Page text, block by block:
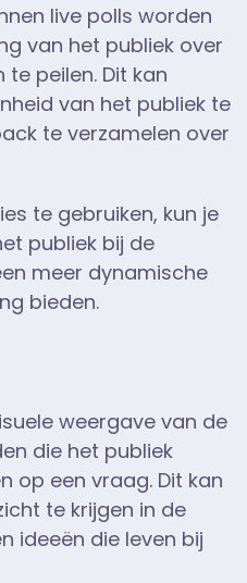
live polls worden
van het publiek over
peilen. Dit kan
van het publiek te
te verzamelen over
te gebruiken, kun je
publiek bij de
meer dynamische
bieden.
weergave van de
die het publiek
op een vraag. Dit kan
te krijgen in de
ideeën die leven bij